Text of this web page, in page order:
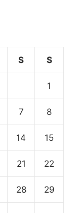
S S
1
7 8
14 15
21 22
28 29